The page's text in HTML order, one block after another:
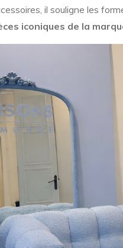
il souligne les
iconiques de la